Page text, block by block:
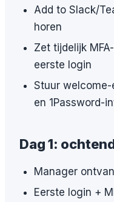
Add to Slack/
horen
Zet tijdelijk
eerste login
Stuur
en 1Password-
Dag 1:
Manager
Eerste login +